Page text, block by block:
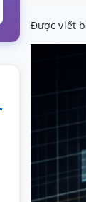
Được viết